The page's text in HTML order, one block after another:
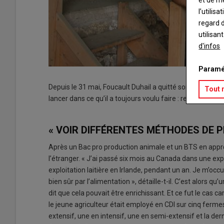
Depuis le 31 mai, Foucault Duhail a quitté son poste de
lancer dans ce qu’il a toujours voulu faire : reprendre
« VOIR DIFFÉRENTES MÉTHODES DE
Après un Bac pro production animale et un BTS en
l’étranger. « J’ai passé six mois au Canada dans une
exploitation laitière en Irlande, pendant un an. Je
bien sûr par l’alimentation », détaille-t-il. C’est alors
dit que cela pouvait être enrichissant. Et ce fut le cas
le jeune agriculteur était employé en CDI sur cinq
extensif, une en intensif, une en semi-extensif et la
regard
d'infos
Tout